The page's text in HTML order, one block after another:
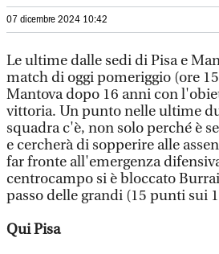
07 dicembre 2024 10:42
Le ultime dalle sedi di Pisa e
match di oggi pomeriggio (ore
Mantova dopo 16 anni con
vittoria. Un punto nelle ultime
squadra c'è, non solo perché è
e cercherà di sopperire alle
far fronte all'emergenza
centrocampo si è bloccato
passo delle grandi (15 punti sui
Qui Pisa